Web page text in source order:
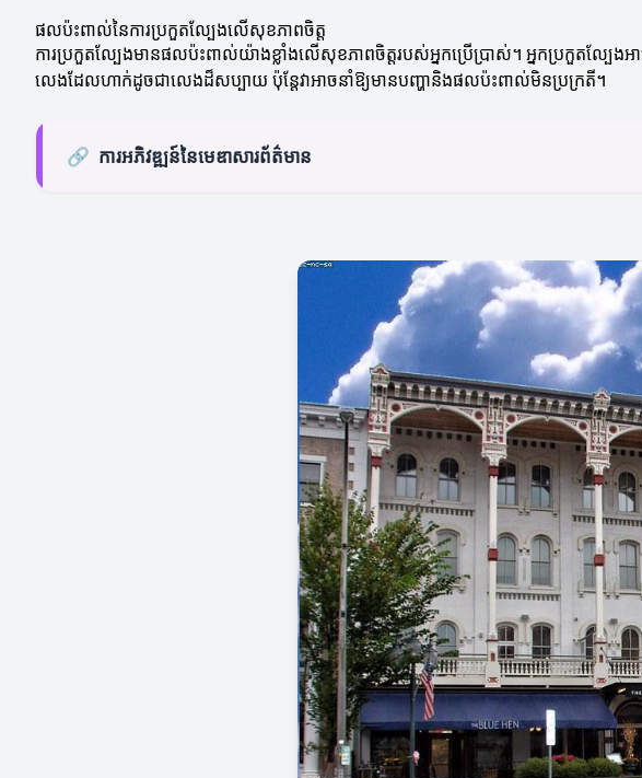
ផលប៉ះពាល់នៃការប្រកួតល្បែងលើសុខភាពចិត្ត
ការប្រកួតល្បែងមានផលប៉ះពាល់យ៉ាងខ្លាំងលើសុខភាពចិត្តរបស់អ្នកប្រើប្រាស់។ អ្នកប្រកួតល្បែងអា
លេងដែលហាក់ដូចជាលេងដ៏សប្បាយ ប៉ុន្តែវាអាចនាំឱ្យមានបញ្ហានិងផលប៉ះពាល់មិនប្រក្រតី។
🔗 ការអភិវឌ្ឍន៍នៃមេឌាសារព័ត៌មាន